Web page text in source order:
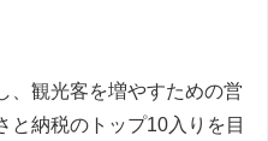
、観光客を増やすための営
と納税のトップ10入りを目